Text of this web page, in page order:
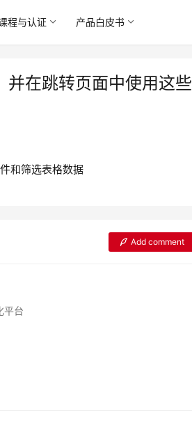
程与认证 产品白皮书
并在跳转页面中使用这些
和筛选表格数据
Add comment
平台